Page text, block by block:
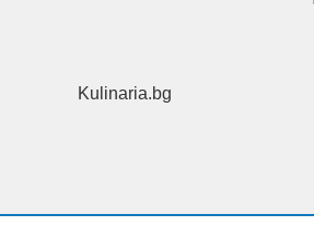
Kulinaria.bg